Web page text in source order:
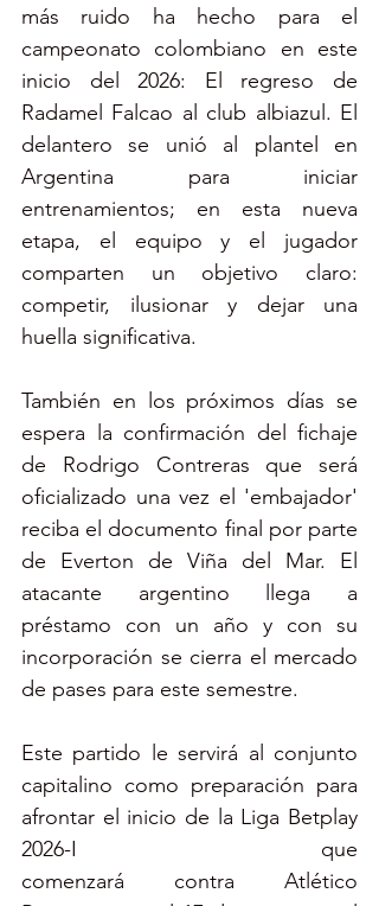
más ruido ha hecho para el
campeonato colombiano en este
inicio del 2026: El regreso de
Radamel Falcao al club albiazul. El
delantero se unió al plantel en
Argentina para iniciar
entrenamientos; en esta nueva
etapa, el equipo y el jugador
comparten un objetivo claro:
competir, ilusionar y dejar una
huella significativa.
También en los próximos días se
espera la confirmación del fichaje
de Rodrigo Contreras que será
oficializado una vez el 'embajador'
reciba el documento final por parte
de Everton de Viña del Mar. El
atacante argentino llega a
préstamo con un año y con su
incorporación se cierra el mercado
de pases para este semestre.
Este partido le servirá al conjunto
capitalino como preparación para
afrontar el inicio de la Liga Betplay
2026-I que
comenzará contra Atlético